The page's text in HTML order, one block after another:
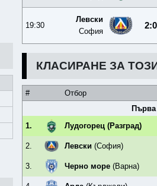
19:30
Левски
София
2:0
КЛАСИРАНЕ ЗА
# Отбор
Първа
1.
Лудогорец (Разград)
2. Левски (София)
3. Черно море (Варна)